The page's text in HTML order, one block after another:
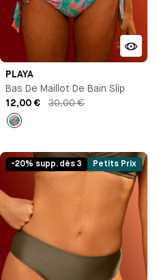
PLAYA
Bas De Maillot De Bain Slip
12,00 €
30,00 €
-20% supp. dès 3 Petits Prix